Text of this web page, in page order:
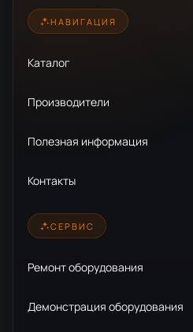
НАВИГАЦИЯ
Каталог
Производители
Полезная информация
Контакты
СЕРВИС
Ремонт оборудования
Демонстрация оборудования